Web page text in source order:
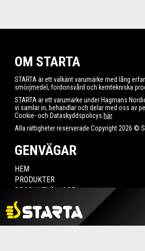
OM STARTA
STARTA är ett välkänt varumärke med lång
smörjmedel, fordonsvård och kemtekniska
STARTA är ett varumärke under Hagmans
vi samlar in, behandlar och delar med oss av
Cookie- och Dataskyddspolicys här.
Alla rättigheter reserverade Copyright 2026 ©
GENVÄGAR
HEM
PRODUKTER
PRODUKTVÄLJARE
HITTA ÅTERFÖRSÄLJARE
NYHETER